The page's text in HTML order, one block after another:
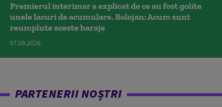
Premierul interimar a explicat de ce au fost golite
unele lacuri de acumulare. Bolojan: Acum sunt
reumplute aceste baraje
07.08.2026
PARTENERII NOȘTRI